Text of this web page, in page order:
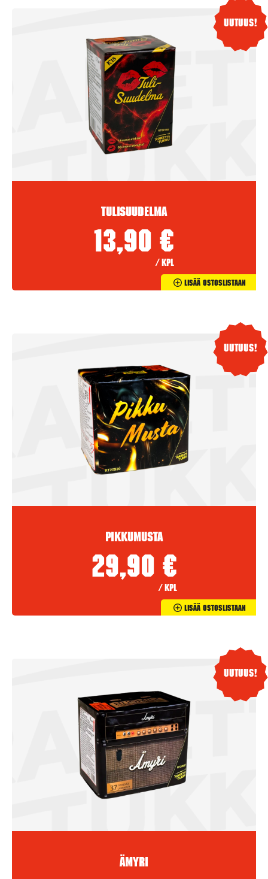
Uutuus!
Tulisuudelma
13,90 €
/ kpl
Lisää Ostoslistaan
Uutuus!
Pikkumusta
29,90 €
/ kpl
Lisää Ostoslistaan
Uutuus!
Ämyri